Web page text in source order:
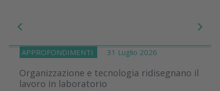
APPROFONDIMENTI 31 Luglio 2026
Organizzazione e tecnologia ridisegnano il
lavoro in laboratorio